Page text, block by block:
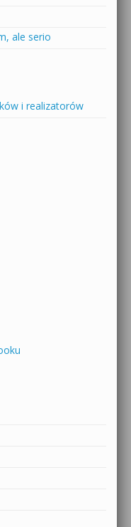
ale serio
i realizatorów